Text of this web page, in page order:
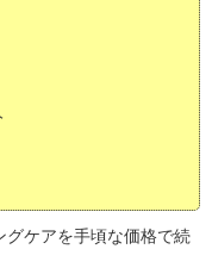
ケアを手頃な価格で続